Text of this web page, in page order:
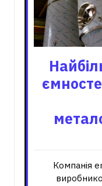
Компанія